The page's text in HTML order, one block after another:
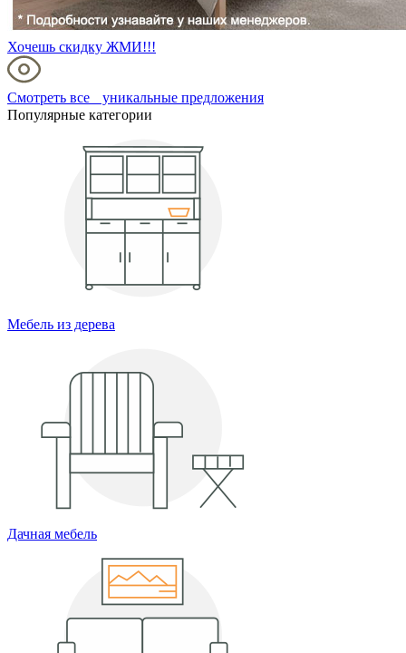
Хочешь скидку ЖМИ!!!
Смотреть все уникальные предложения
Популярные категории
Мебель из дерева
Дачная мебель